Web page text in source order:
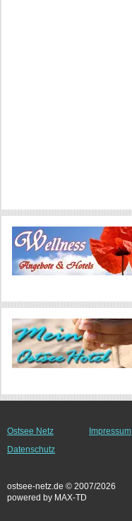
Ostsee Netz Impressum
Datenschutz
ostsee-netz.de © 2007/2026
powered by MAX-TD